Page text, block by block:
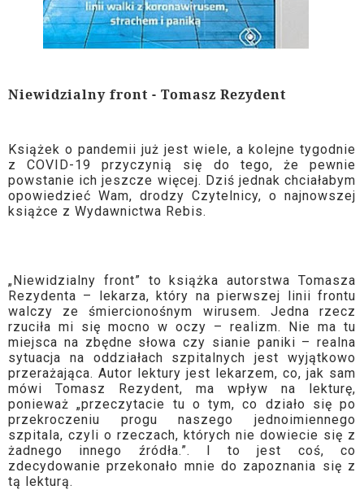
Niewidzialny front - Tomasz Rezydent
Książek o pandemii już jest wiele, a kolejne tygodnie
z COVID-19 przyczynią się do tego, że pewnie
powstanie ich jeszcze więcej. Dziś jednak chciałabym
opowiedzieć Wam, drodzy Czytelnicy, o najnowszej
książce z Wydawnictwa Rebis.
„Niewidzialny front” to książka autorstwa Tomasza
Rezydenta – lekarza, który na pierwszej linii frontu
walczy ze śmiercionośnym wirusem. Jedna rzecz
rzuciła mi się mocno w oczy – realizm. Nie ma tu
miejsca na zbędne słowa czy sianie paniki – realna
sytuacja na oddziałach szpitalnych jest wyjątkowo
przerażająca. Autor lektury jest lekarzem, co, jak sam
mówi Tomasz Rezydent, ma wpływ na lekturę,
ponieważ „przeczytacie tu o tym, co działo się po
przekroczeniu progu naszego jednoimiennego
szpitala, czyli o rzeczach, których nie dowiecie się z
żadnego innego źródła.”. I to jest coś, co
zdecydowanie przekonało mnie do zapoznania się z
tą lekturą.